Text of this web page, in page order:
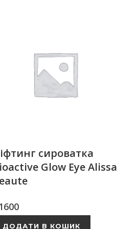
сироватка
Glow Eye Alissa
ДОДАТИ В КОШИК